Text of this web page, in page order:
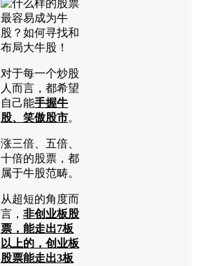
对于每一个炒股
人而言，都希望
自己能手握牛
股、笑傲股市。
涨三倍、五倍、
十倍的股票，都
属于牛股范畴。
从超短的角度而
言， 非创业板股
票，能走出7板
以上的，创业板
股票能走出3板